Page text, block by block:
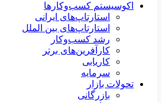
اکوسیستم کسب‌وکارها
استارتاپ‌های ایرانی
استارتاپ‌های بین الملل
رشد کسب‌وکار
کارآفرین‌های برتر
کاریابی
سرمایه
تحولات بازار
بازرگانی